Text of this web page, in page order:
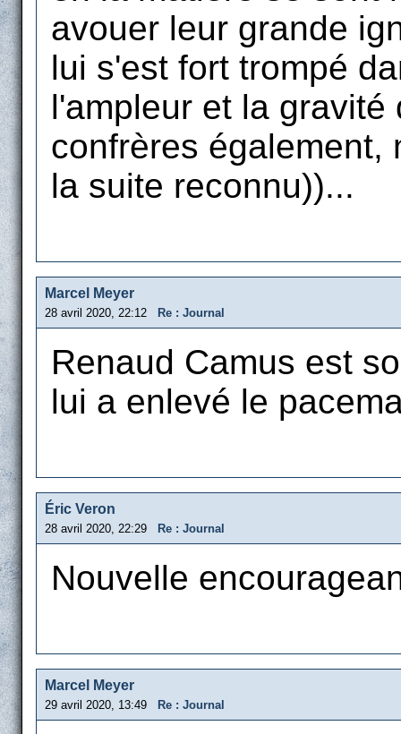
avouer leur grande
lui s'est fort trompé
l'ampleur et la
confrères également,
la suite reconnu))...
Marcel Meyer
28 avril 2020, 22:12 Re : Journal
Renaud Camus est
lui a enlevé le
Éric Veron
28 avril 2020, 22:29 Re : Journal
Nouvelle
Marcel Meyer
29 avril 2020, 13:49 Re : Journal